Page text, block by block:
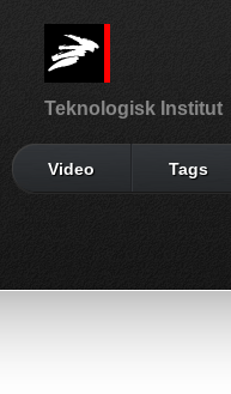
Teknologisk Institut
Video Tags